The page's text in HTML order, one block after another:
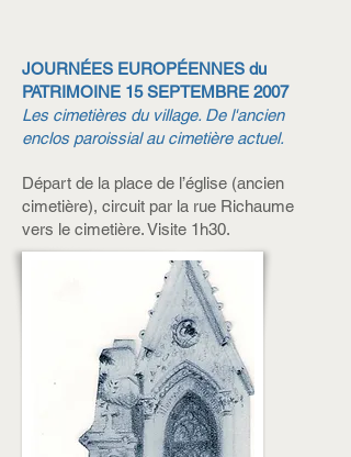
JOURNÉES EUROPÉENNES du
PATRIMOINE 15 SEPTEMBRE 2007
Les cimetières du village. De l'ancien
enclos paroissial au cimetière actuel.
Départ de la place de l’église (ancien
cimetière), circuit par la rue Richaume
vers le cimetière. Visite 1h30.